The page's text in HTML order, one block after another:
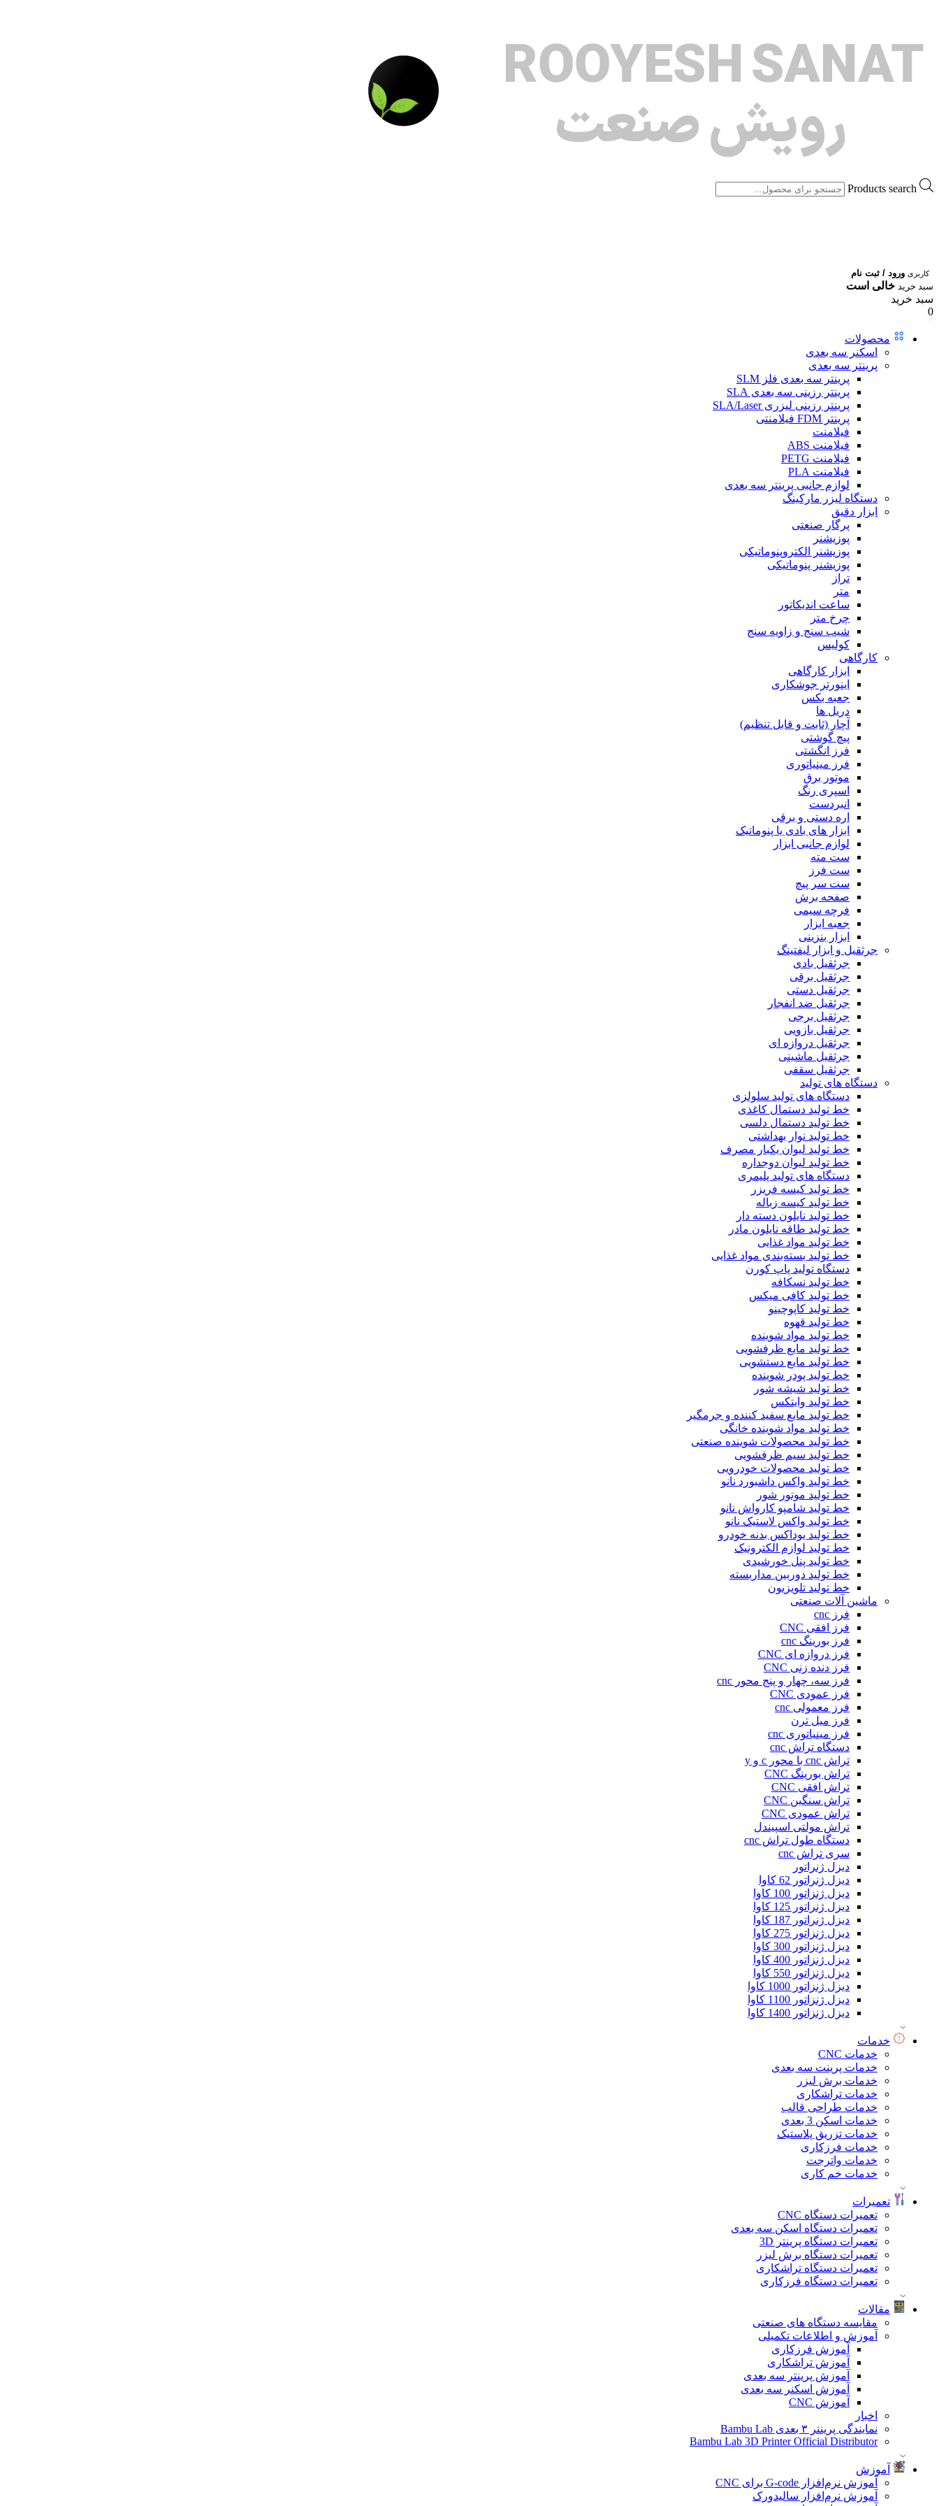
Products search
کاربری ورود / ثبت نام
سبد خرید خالی است
سبد خرید
0
محصولات
اسکنر سه بعدی
پرینتر سه بعدی
پرینتر سه بعدی فلز SLM
پرینتر رزینی سه بعدی SLA
پرینتر رزینی لیزری SLA/Laser
پرینتر FDM فیلامنتی
فیلامنت
فیلامنت ABS
فیلامنت PETG
فیلامنت PLA
لوازم جانبی پرینتر سه بعدی
دستگاه لیزر مارکینگ
ابزار دقیق
پرگار صنعتی
پوزیشنر
پوزیشنر الکتروپنوماتیکی
پوزیشنر پنوماتیکی
تراز
متر
ساعت اندیکاتور
چرخ متر
شیب سنج و زاویه سنج
کولیس
کارگاهی
ابزار کارگاهی
اینورتر جوشکاری
جعبه بکس
دریل ها
آچار (ثابت و قابل تنظیم)
پیچ گوشتی
فرز انگشتی
فرز مینیاتوری
موتور برق
اسپری رنگ
انبردست
اره دستی و برقی
ابزار های بادی یا پنوماتیک
لوازم جانبی ابزار
ست مته
ست فرز
ست سر پیچ
صفحه برش
فرچه سیمی
جعبه ابزار
ابزار بنزینی
جرثقیل و ابزار لیفتینگ
جرثقیل بادی
جرثقیل برقی
جرثقیل دستی
جرثقیل ضد انفجار
جرثقیل برجی
جرثقیل بازویی
جرثقیل دروازه ای
جرثقیل ماشینی
جرثقیل سقفی
دستگاه های تولید
دستگاه های تولید سلولزی
خط تولید دستمال کاغذی
خط تولید دستمال دلسی
خط تولید نوار بهداشتی
خط تولید لیوان یکبار مصرف
خط تولید لیوان دوجداره
دستگاه های تولید پلیمری
خط تولید کیسه فریزر
خط تولید کیسه زباله
خط تولید نایلون دسته دار
خط تولید طاقه نایلون مادر
خط تولید مواد غذایی
خط تولید بسته‌بندی مواد غذایی
دستگاه تولید پاپ کورن
خط تولید نسکافه
خط تولید کافی میکس
خط تولید کاپوچینو
خط تولید قهوه
خط تولید مواد شوینده
خط تولید مایع ظرفشویی
خط تولید مایع دستشویی
خط تولید پودر شوینده
خط تولید شیشه شور
خط تولید وایتکس
خط تولید مایع سفید کننده و جرمگیر
خط تولید مواد شوینده خانگی
خط تولید محصولات شوینده صنعتی
خط تولید سیم ظرفشویی
خط تولید محصولات خودرویی
خط تولید واکس داشبورد نانو
خط تولید موتور شور
خط تولید شامپو کارواش نانو
خط تولید واکس لاستیک نانو
خط تولید یوداکس بدنه خودرو
خط تولید لوازم الکترونیک
خط تولید پنل خورشیدی
خط تولید دوربین مداربسته
خط تولید تلویزیون
ماشین آلات صنعتی
فرز cnc
فرز افقی CNC
فرز بورینگ cnc
فرز دروازه ای CNC
فرز دنده زنی CNC
فرز سه، چهار و پنج محور cnc
فرز عمودی CNC
فرز معمولی cnc
فرز میل ترن
فرز مینیاتوری cnc
دستگاه تراش cnc
تراش cnc با محور c و y
تراش بورینگ CNC
تراش افقی CNC
تراش سنگین CNC
تراش عمودی CNC
تراش مولتی اسپیندل
دستگاه طول تراش cnc
سری تراش cnc
دیزل ژنراتور
دیزل ژنراتور 62 کاوا
دیزل ژنزاتور 100 کاوا
دیزل ژنراتور 125 کاوا
دیزل ژنراتور 187 کاوا
دیزل ژنزاتور 275 کاوا
دیزل ژنزاتور 300 کاوا
دیزل ژنزاتور 400 کاوا
دیزل ژنزاتور 550 کاوا
دیزل ژنزاتور 1000 کاوا
دیزل ژنزاتور 1100 کاوا
دیزل ژنزاتور 1400 کاوا
خدمات
خدمات CNC
خدمات پرینت سه بعدی
خدمات برش لیزر
خدمات تراشکاری
خدمات طراحی قالب
خدمات اسکن 3 بعدی
خدمات تزریق پلاستیک
خدمات فرزکاری
خدمات واترجت
خدمات خم کاری
تعمیرات
تعمیرات دستگاه CNC
تعمیرات دستگاه اسکن سه بعدی
تعمیرات دستگاه پرینتر 3D
تعمیرات دستگاه برش لیزر
تعمیرات دستگاه تراشکاری
تعمیرات دستگاه فرزکاری
مقالات
مقایسه دستگاه های صنعتی
آموزش و اطلاعات تکمیلی
آموزش فرزکاری
آموزش تراشکاری
آموزش پرینتر سه بعدی
آموزش اسکنر سه بعدی
آموزش CNC
اخبار
نمایندگی پرینتر ۳ بعدی Bambu Lab
Bambu Lab 3D Printer Official Distributor
آموزش
آموزش نرم‌افزار G-code برای CNC
آموزش نرم‌افزار سالیدورک